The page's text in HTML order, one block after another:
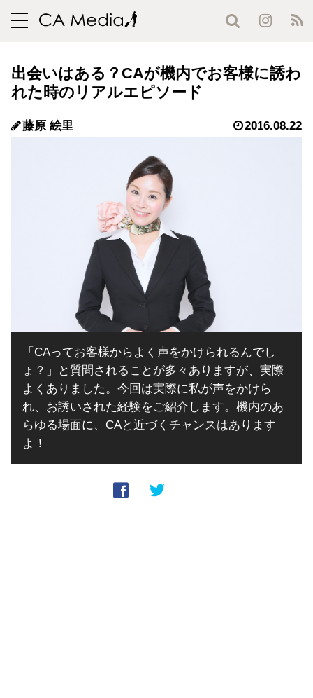
toggle
出会いはある？CAが機内でお客様に誘わ
れた時のリアルエピソード
藤原 絵里 2016.08.22
「CAってお客様からよく声をかけられるんでし
ょ？」と質問されることが多々ありますが、実際
よくありました。今回は実際に私が声をかけら
れ、お誘いされた経験をご紹介します。機内のあ
らゆる場面に、CAと近づくチャンスはあります
よ！